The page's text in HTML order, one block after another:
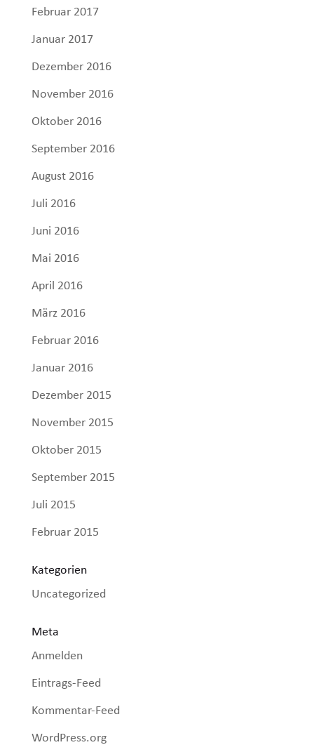
Februar 2017
Januar 2017
Dezember 2016
November 2016
Oktober 2016
September 2016
August 2016
Juli 2016
Juni 2016
Mai 2016
April 2016
März 2016
Februar 2016
Januar 2016
Dezember 2015
November 2015
Oktober 2015
September 2015
Juli 2015
Februar 2015
Kategorien
Uncategorized
Meta
Anmelden
Eintrags-Feed
Kommentar-Feed
WordPress.org